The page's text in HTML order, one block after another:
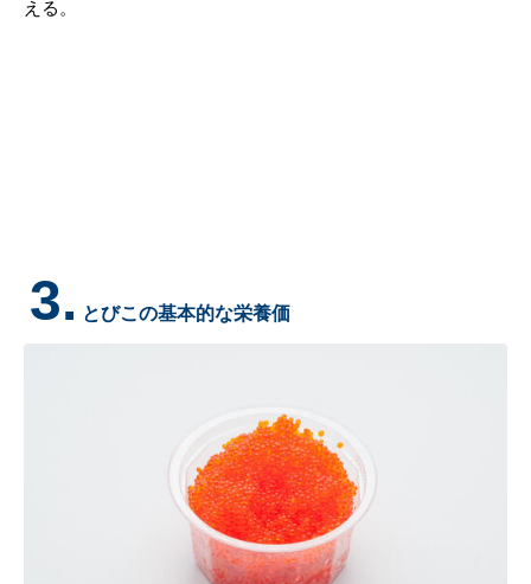
える。
3. とびこの基本的な栄養価